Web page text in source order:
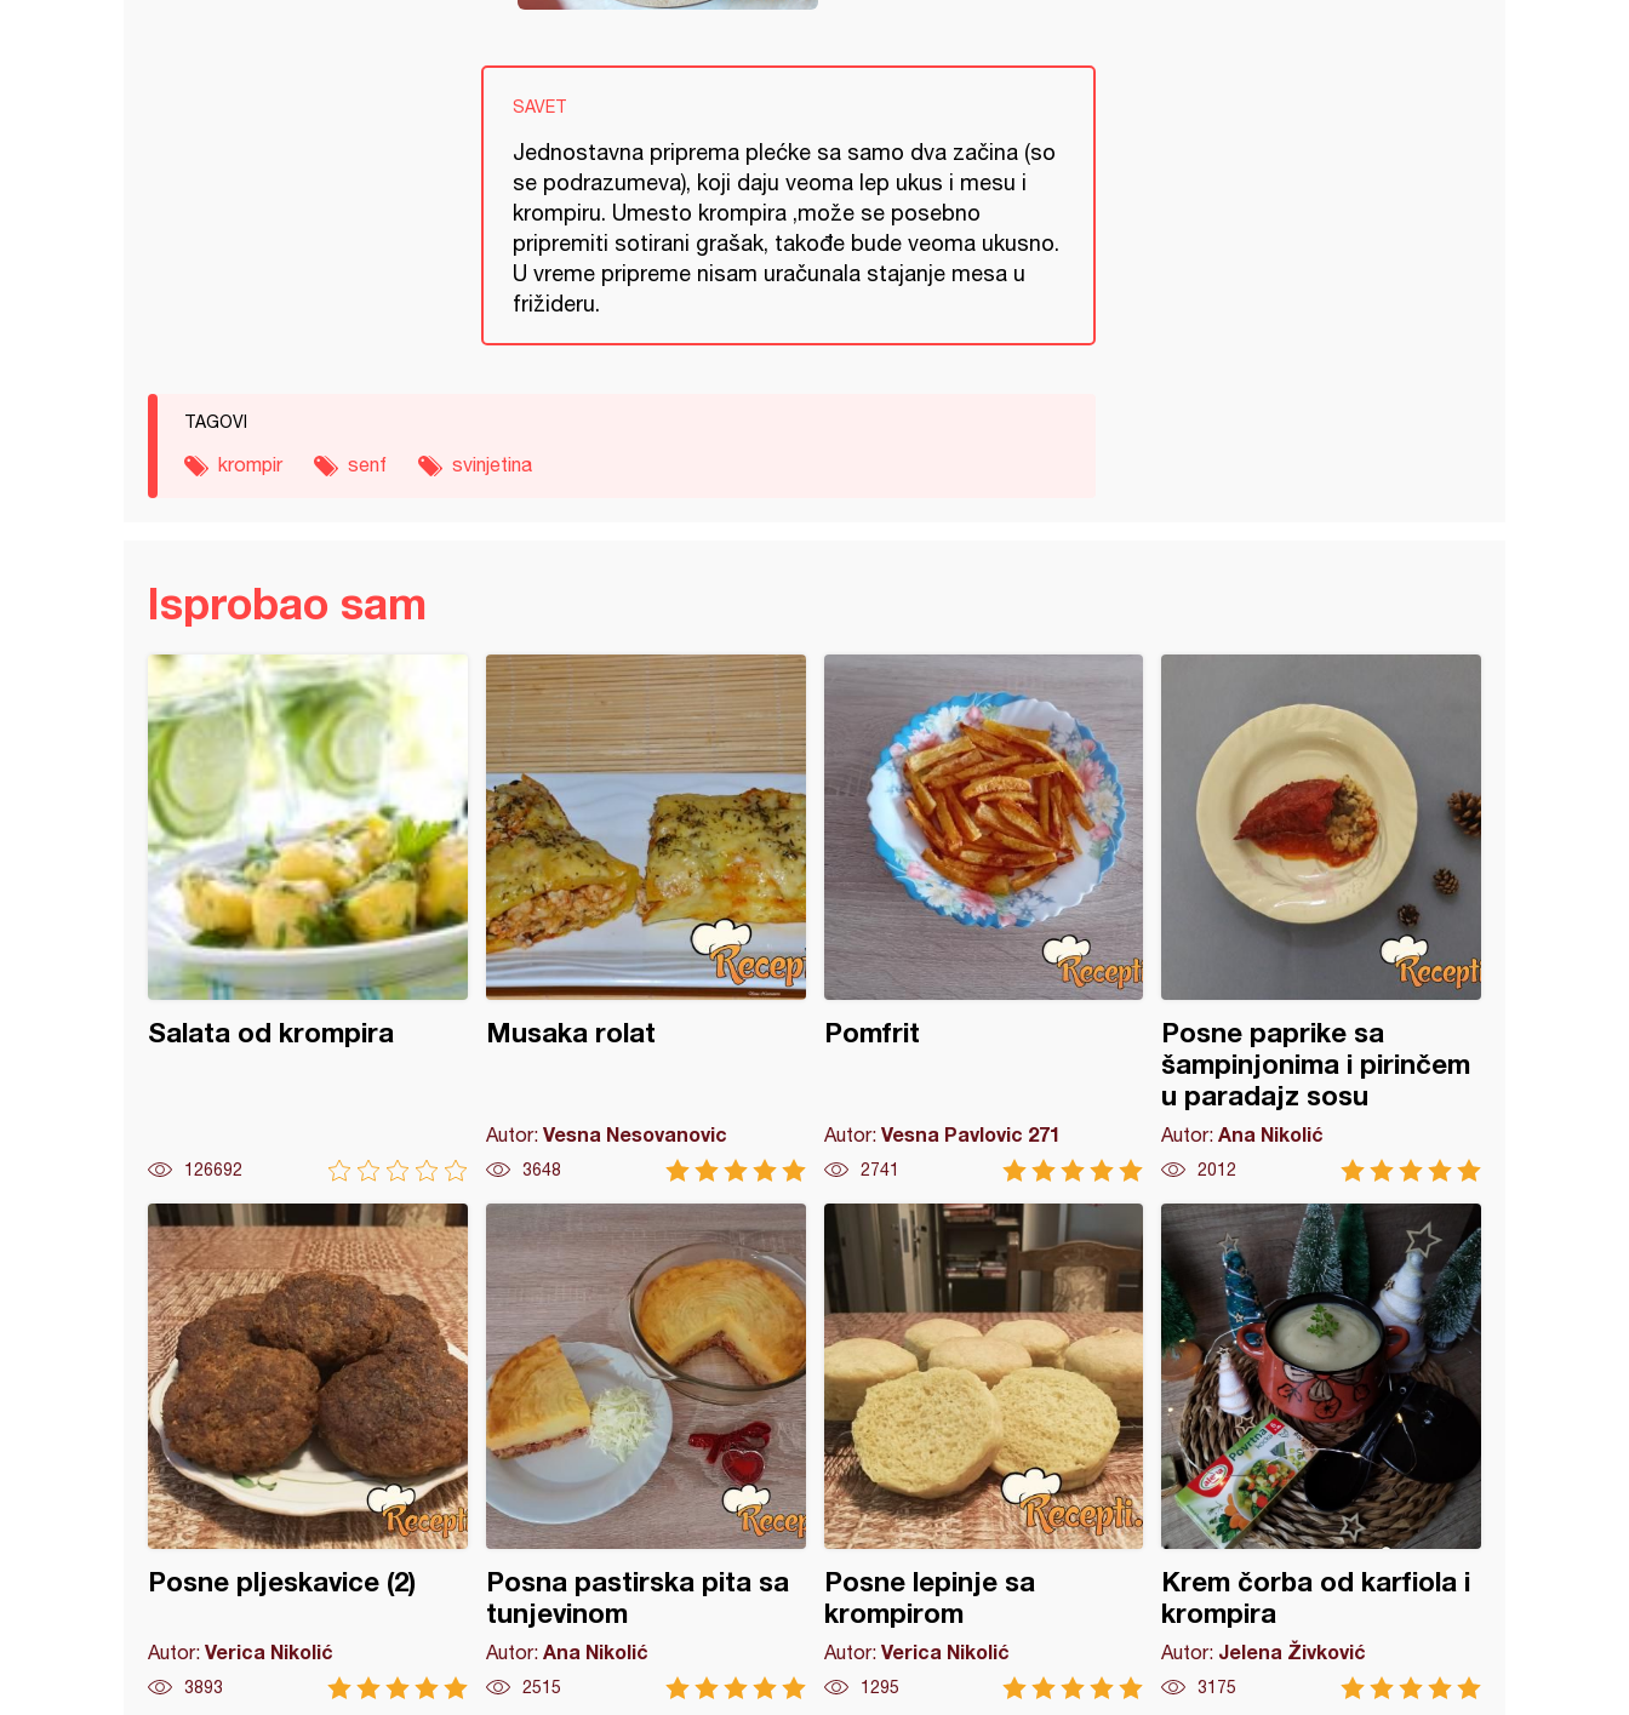
SAVET
Jednostavna priprema plećke sa samo dva začina (so
se podrazumeva), koji daju veoma lep ukus i mesu i
krompiru. Umesto krompira ,može se posebno
pripremiti sotirani grašak, takođe bude veoma ukusno.
U vreme pripreme nisam uračunala stajanje mesa u
frižideru.
TAGOVI
krompir senf svinjetina
Isprobao sam
Salata od krompira
126692
Musaka rolat
Autor: Vesna Nesovanovic
3648
Pomfrit
Autor: Vesna Pavlovic 271
2741
Posne paprike sa
šampinjonima i pirinčem
u paradajz sosu
Autor:Ana Nikolić
2012
paprike sa šampinjonima i pirinčem u paradajz sosu
Posne pljeskavice (2)
Autor: Verica Nikolić
3893
Posna pastirska pita sa
tunjevinom
Autor: Ana Nikolić
2515
Posne lepinje sa
krompirom
Autor: Verica Nikolić
1295
Krem čorba od karfiola i
krompira
Autor: Jelena Živković
3175
od karfiola i krompira